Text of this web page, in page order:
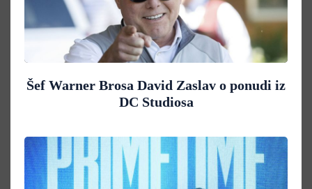
Šef Warner Brosa David Zaslav o ponudi iz
DC Studiosa